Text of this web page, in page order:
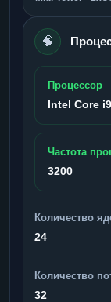
🧠
Процессор
Intel Core
Частота
3200
Количество
24
Количество
32